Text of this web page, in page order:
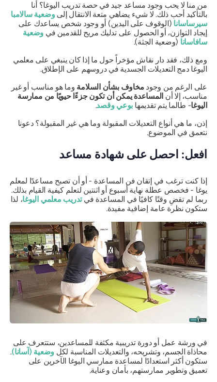
من منا لا يحب وجود مساعد جيد في حصة تدريب اليوغا؟ أنا
بالتأكيد أحب ذلك. لا شيء يضاهي متعة الانتقال إلى وضعية سالامبا
سيرساسانا(الوقوف على اليدين) أو وجود شخص يساعدك على
إيجاد التوازن، أو الحصول على تدليك مريح للقدمين في وضعية
سافاسانا(وضعية الجثة).
ومع ذلك، فقد دار نقاش مؤخراً حول ما إذا كان ينبغي على معلمي
اليوغا دمج التعديلات الجسدية في دروسهم على الإطلاق.
على الرغم من وجودمخاوف بشأن السلامةوما هو مناسب أو غير
مناسب، إلا أنالمساعدة يمكن أن تكون جزءًا حيويًا من ممارسة
اليوغا- طالما يتم تقديمهابوعي وقصد.
إذن، ما هي أنواع التعديلات المقبولة وما هي غير المقبولة؟ دعونا
نتعمق في الموضوع.
افعل: احصل على شهادة مساعد
إذا كنت ترغب في إتقان فن المساعدة - أو أن تصبح مساعدًا لمعلم
يوغا - فخصص عطلة نهاية أسبوع أو اثنتين لتعلم كيفية القيام بذلك.
ربما لم تقضِ وقتًا كافيًا في المساعدة في تدريب معلمي اليوغا، لذا
ستكون نظرة عامة إضافية مفيدة.
في ورشة عمل أو دورة تدريبية مكثفة للمساعدين، ستتعرف على
محاذاة الجسم، وتشريحه، والتعديلات المناسبة لكل وضعية(آسانا).
ستكون أكثر استعدادًا لمساعدة ممارسي اليوغا الآخرين على
تعميق وتطوير ممارستهم، بأمان وعناية.